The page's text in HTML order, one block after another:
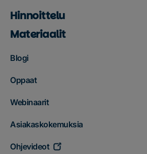
Hinnoittelu
Materiaalit
Blogi
Oppaat
Webinaarit
Asiakaskokemuksia
Ohjevideot